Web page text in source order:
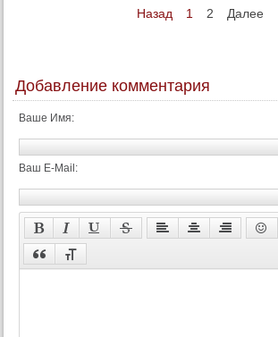
82 серия (суб)
87 серия (суб)
88 серия (суб)
Назад 1 2 Далее
Добавление комментария
Ваше Имя:
Ваш E-Mail: